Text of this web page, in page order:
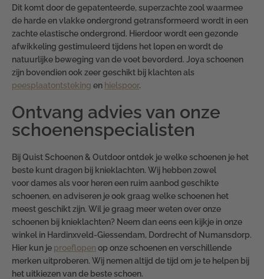
Dit komt door de gepatenteerde, superzachte zool waarmee
de harde en vlakke ondergrond getransformeerd wordt in een
zachte elastische ondergrond. Hierdoor wordt een gezonde
afwikkeling gestimuleerd tijdens het lopen en wordt de
natuurlijke beweging van de voet bevorderd. Joya schoenen
zijn bovendien ook zeer geschikt bij klachten als
peesplaatontsteking en hielspoor.
Ontvang advies van onze
schoenenspecialisten
Bij Quist Schoenen & Outdoor ontdek je welke schoenen je het
beste kunt dragen bij knieklachten. Wij hebben zowel
voordamesals voor hereneen ruim aanbod geschikte
schoenen, en adviseren je ook graag welke schoenen het
meest geschikt zijn. Wil je graag meer weten over onze
schoenen bij knieklachten? Neem dan eens een kijkje in onze
winkel in Hardinxveld-Giessendam, Dordrecht of Numansdorp.
Hier kun je proeflopen op onze schoenen en verschillende
merken uitproberen. Wij nemen altijd de tijd om je te helpen bij
het uitkiezen van de beste schoen.